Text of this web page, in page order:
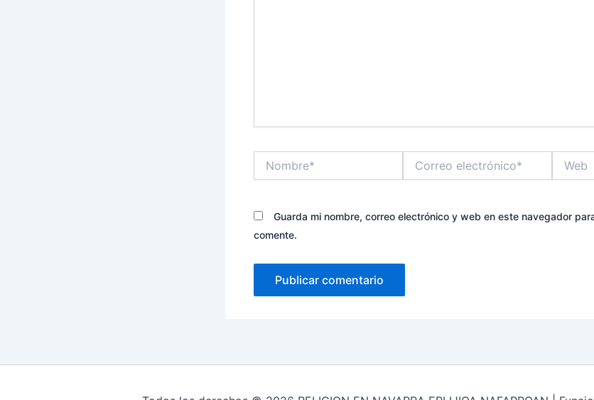
electrónico*
Guarda mi nombre, correo electrónico y web en este navegador
comente.